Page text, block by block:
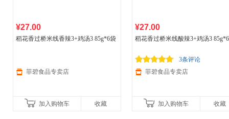
¥27.00
稻花香过桥米线香辣3+鸡汤3 85g*6袋
菲碧食品专卖店
加入购物车 收藏
¥27.00
稻花香过桥米线酸辣3+鸡汤3
3条评论
菲碧食品专卖店
加入购物车 收藏